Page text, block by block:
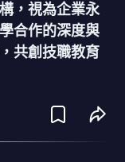
，視為企業永
合作的深度與
共創技職教育